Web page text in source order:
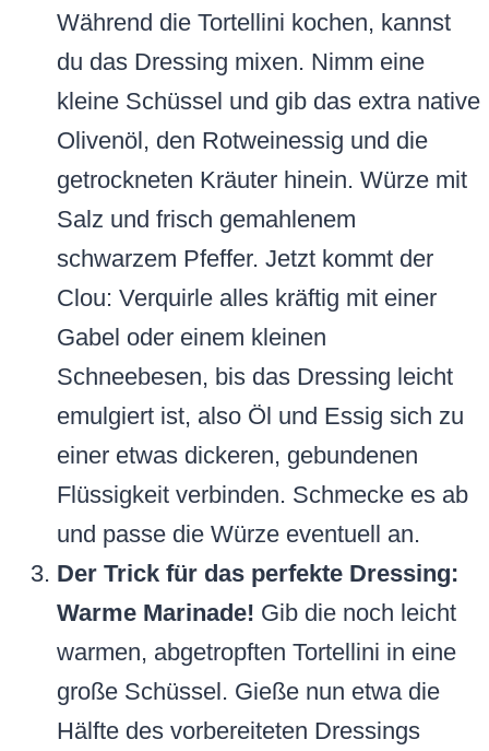
Während die Tortellini kochen, kannst
du das Dressing mixen. Nimm eine
kleine Schüssel und gib das extra native
Olivenöl, den Rotweinessig und die
getrockneten Kräuter hinein. Würze mit
Salz und frisch gemahlenem
schwarzem Pfeffer. Jetzt kommt der
Clou: Verquirle alles kräftig mit einer
Gabel oder einem kleinen
Schneebesen, bis das Dressing leicht
emulgiert ist, also Öl und Essig sich zu
einer etwas dickeren, gebundenen
Flüssigkeit verbinden. Schmecke es ab
und passe die Würze eventuell an.
Der Trick für das perfekte Dressing:
Warme Marinade! Gib die noch leicht
warmen, abgetropften Tortellini in eine
große Schüssel. Gieße nun etwa die
Hälfte des vorbereiteten Dressings